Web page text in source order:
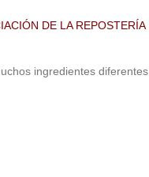
DE LA REPOSTERÍA
ingredientes diferentes.